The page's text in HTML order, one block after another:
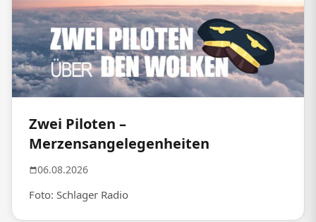
Zwei Piloten –
Merzensangelegenheiten
06.08.2026
Foto: Schlager Radio